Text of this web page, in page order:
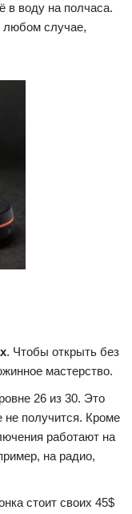
в воду на полчаса.
случае,
. Чтобы открыть без
мастерство.
26 из 30. Это
не получится. Кроме
работают на
на радио,
стоит своих 45$